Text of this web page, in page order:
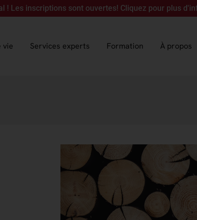
sont ouvertes! Cliquez pour plus
vie Services experts Formation À propos